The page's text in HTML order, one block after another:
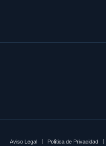
Aviso Legal Política de Privacidad